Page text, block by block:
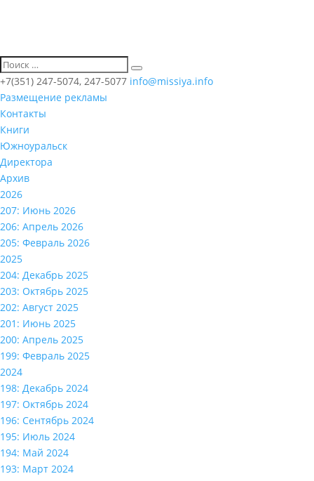
+7(351) 247-5074, 247-5077 info@missiya.info
Размещение рекламы
Контакты
Книги
Южноуральск
Директора
Архив
2026
207: Июнь 2026
206: Апрель 2026
205: Февраль 2026
2025
204: Декабрь 2025
203: Октябрь 2025
202: Август 2025
201: Июнь 2025
200: Апрель 2025
199: Февраль 2025
2024
198: Декабрь 2024
197: Октябрь 2024
196: Сентябрь 2024
195: Июль 2024
194: Май 2024
193: Март 2024